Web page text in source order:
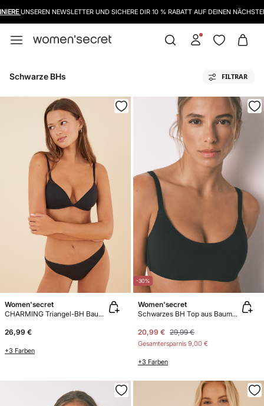
WIR HABEN DIE RÜCKGABEFRIST BIS ZUM 8. JANUAR VERLÄNGERT
Schwarze BHs FILTRAR
Women'secret
CHARMING Triangel-BH Baumwolle Schwarz
26,99 €
+3 Farben
-30%
Women'secret
Schwarzes BH Top aus Baumwolle
20,99 € 29,99 €
Gesamtersparnis 9,00 €
+3 Farben